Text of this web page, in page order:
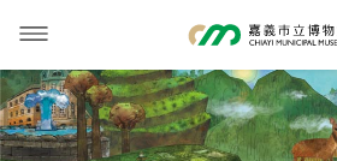
要
內
容